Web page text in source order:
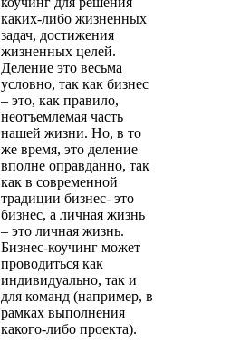
каких-либо жизненных
задач, достижения
жизненных целей.
Деление это весьма
условно, так как бизнес
– это, как правило,
неотъемлемая часть
нашей жизни. Но, в то
же время, это деление
вполне оправданно, так
как в современной
традиции бизнес- это
бизнес, а личная жизнь
– это личная жизнь.
Бизнес-коучинг может
проводиться как
индивидуально, так и
для команд (например, в
рамках выполнения
какого-либо проекта).